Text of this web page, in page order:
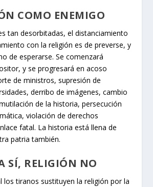
COMO ENEMIGO
tan desorbitadas, el distanciamiento
con la religión es de preverse, y
de esperarse. Se comenzará
y se progresará en acoso
de ministros, supresión de
derribo de imágenes, cambio
de la historia, persecución
violación de derechos
fatal. La historia está llena de
patria también.
SÍ, RELIGIÓN NO
los tiranos sustituyen la religión por la